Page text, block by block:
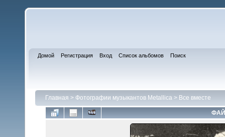
Домой Регистрация Вход Список альбомов Поиск
Главная > Фотографии музыкантов Metallica > Все вместе